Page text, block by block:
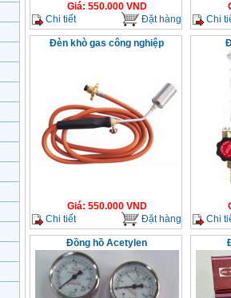
Giá: 550.000VND
Chi tiết
Đặt hàng
Chi
Đèn khò gas công nghiệp
Giá: 550.000VND
Chi tiết
Đặt hàng
Chi
Đồng hồ Acetylen